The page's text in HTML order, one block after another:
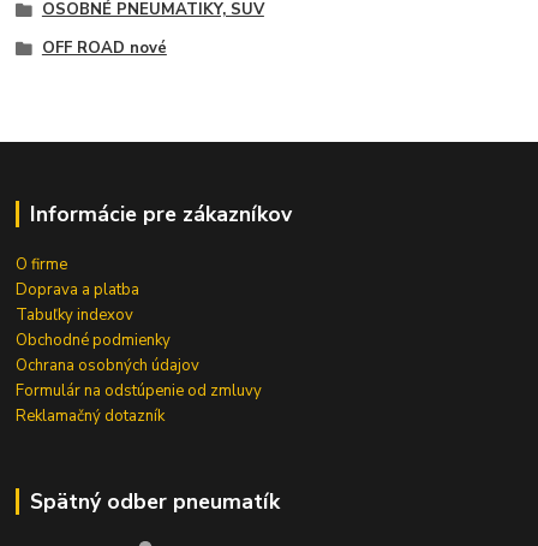
OSOBNÉ PNEUMATIKY, SUV
OFF ROAD nové
Informácie pre zákazníkov
O firme
Doprava a platba
Tabuľky indexov
Obchodné podmienky
Ochrana osobných údajov
Formulár na odstúpenie od zmluvy
Reklamačný dotazník
Spätný odber pneumatík